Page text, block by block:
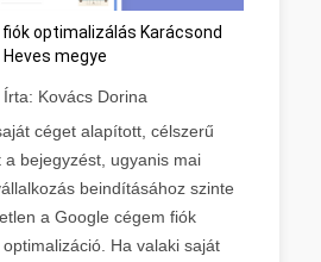
fiók optimalizálás Karácsond
Heves megye
Írta: Kovács Dorina
céget alapított, célszerű
a bejegyzést, ugyanis mai
beindításához szinte
a Google cégem fiók
Ha valaki saját